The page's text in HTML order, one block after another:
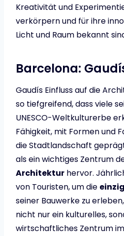
Kreativität und
verkörpern und für ihre
Licht und Raum bekannt
Barcelona:
Gaudís Einfluss auf die
so tiefgreifend, dass viele
UNESCO-Weltkulturerbe
Fähigkeit, mit Formen und
die Stadtlandschaft
als ein wichtiges Zentrum
Architektur hervor.
von Touristen, um die
seiner Bauwerke zu
nicht nur ein kulturelles,
wirtschaftliches Zentrum